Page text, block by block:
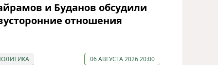
и Буданов обсудили
отношения
06 АВГУСТА 2026 20:00